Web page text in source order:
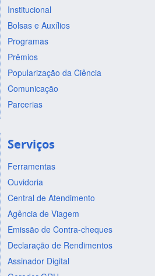
Institucional
Bolsas e Auxílios
Programas
Prêmios
Popularização da Ciência
Comunicação
Parcerias
Serviços
Ferramentas
Ouvidoria
Central de Atendimento
Agência de Viagem
Emissão de Contra-cheques
Declaração de Rendimentos
Assinador Digital